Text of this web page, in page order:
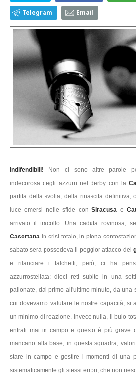
Telegram Email
Indifendibili! Non ci sono altre parole
indecorosa degli azzurri nel derby con la
partita della svolta, della rinascita definitiva,
luce emersi nelle sfide conSiracusa e
arrivato il tracollo. Una caduta rovinosa,
Casertana in crisi totale, in piena
sabato sera possedeva il peggior attacco del
e rilanciare i falchetti, però, ci ha
azzurrostellata: dieci reti subite in una
pallonate, dal primo all'ultimo minuto, da una
cui dovevamo valutare le nostre capacità, si
un minimo di reazione. Invece nulla, il buio
entrati mai in campo e questo è più grave
mancano alla base, in questa squadra,
stare in campo e gestire i momenti di una
sistematicamente gli stessi errori, che non